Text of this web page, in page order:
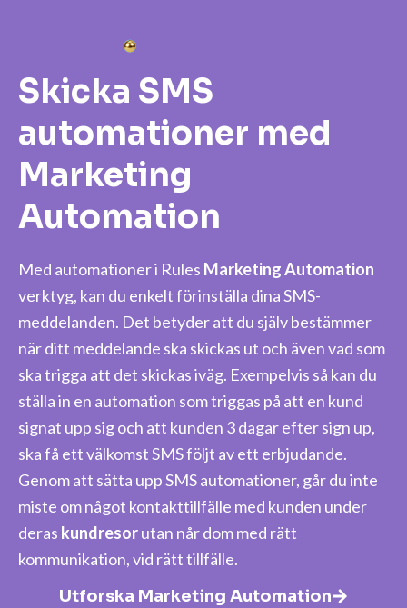
Skicka SMS
automationer med
Marketing
Automation
Med automationeri Rules Marketing Automation
verktyg, kan du enkelt förinställa dina SMS-
meddelanden. Det betyder att du själv bestämmer
när ditt meddelande ska skickas ut och även vad som
ska trigga att det skickas iväg. Exempelvis så kan du
ställa in en automation som triggas på att en kund
signat upp sig och att kunden 3 dagar efter sign up,
ska få ett välkomst SMS följt av ett erbjudande.
Genom att sätta upp SMS automationer, går du inte
miste om något kontakttillfälle med kunden under
deras kundresorutan når dom med rätt
kommunikation, vid rätt tillfälle.
Utforska Marketing Automation